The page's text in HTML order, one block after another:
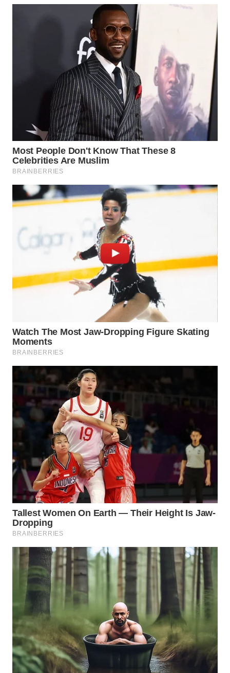
CIREBON
MAJALENGKA
WN
SUBANG
SUKABUMI
PURWAKARTA
PRIANGAN
TIMUR
WN
SOLO
WN
BOROBUDUR
WN
WN
SURABAYA
WN
NATUNA
WN
BINTAN
WN
MANDALIKA
WN
LIKUPANG
WN
LABUANBAJO